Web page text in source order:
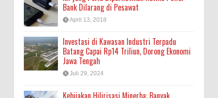
Bank Dilarang di Pesawat
April 13, 2018
Investasi di Kawasan Industri Terpadu
Batang Capai Rp14 Triliun, Dorong Ekonomi
Jawa Tengah
Juli 29, 2024
Kebijakan Hilirisasi Minerba: Banyak